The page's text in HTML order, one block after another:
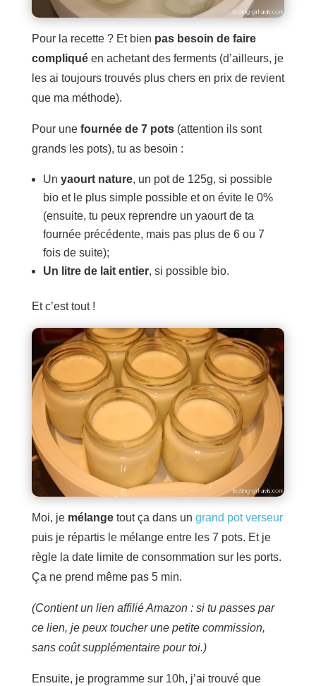
Pour la recette ? Et bien pas besoin de faire
compliqué en achetant des ferments (d’ailleurs, je
les ai toujours trouvés plus chers en prix de revient
que ma méthode).
Pour une fournée de 7 pots(attention ils sont
grands les pots), tu as besoin :
Un yaourt nature, un pot de 125g, si possible
bio et le plus simple possible et on évite le 0%
(ensuite, tu peux reprendre un yaourt de ta
fournée précédente, mais pas plus de 6 ou 7
fois de suite);
Un litre de lait entier, si possible bio.
Et c’est tout !
Moi, je mélange tout ça dans un grand pot verseur
puis je répartis le mélange entre les 7 pots. Et je
règle la date limite de consommation sur les ports.
Ça ne prend même pas 5 min.
(Contient un lien affilié Amazon : si tu passes par
ce lien, je peux toucher une petite commission,
sans coût supplémentaire pour toi.)
Ensuite, je programme sur 10h, j’ai trouvé que